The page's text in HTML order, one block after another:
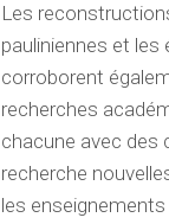
Les
pauliniennes et les
corroborent
recherches
chacune avec des
recherche
les